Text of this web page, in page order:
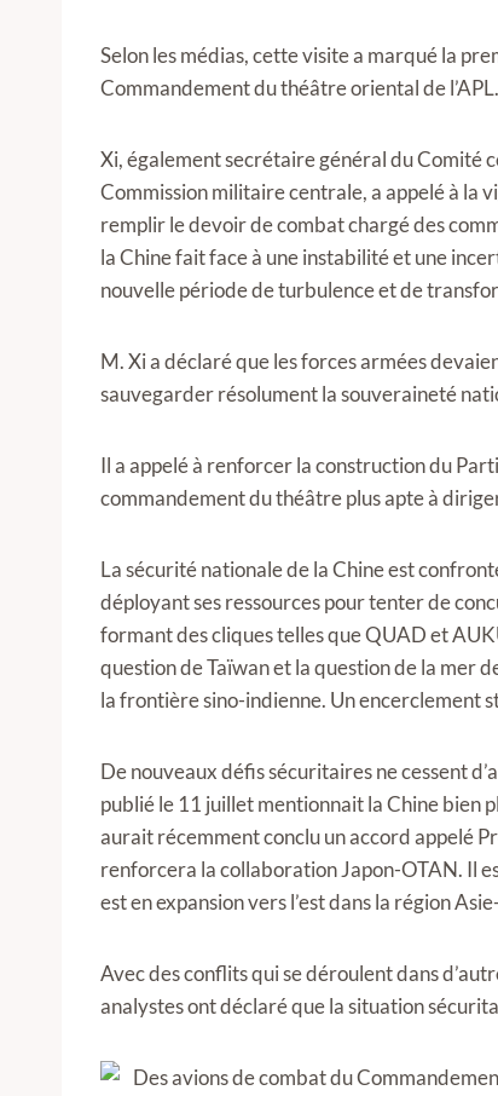
Selon les médias, cette visite a marqué la
Commandement du théâtre oriental de l’APL.
Xi, également secrétaire général du Comité
Commission militaire centrale, a appelé à la
remplir le devoir de combat chargé des
la Chine fait face à une instabilité et une
nouvelle période de turbulence et de
M. Xi a déclaré que les forces armées
sauvegarder résolument la souveraineté
Il a appelé à renforcer la construction du
commandement du théâtre plus apte à
La sécurité nationale de la Chine est
déployant ses ressources pour tenter de
formant des cliques telles que QUAD et
question de Taïwan et la question de la mer
la frontière sino-indienne. Un encerclement
De nouveaux défis sécuritaires ne cessent
publié le 11 juillet mentionnait la Chine bien
aurait récemment conclu un accord appelé
renforcera la collaboration Japon-OTAN. Il
est en expansion vers l’est dans la région
Avec des conflits qui se déroulent dans
analystes ont déclaré que la situation